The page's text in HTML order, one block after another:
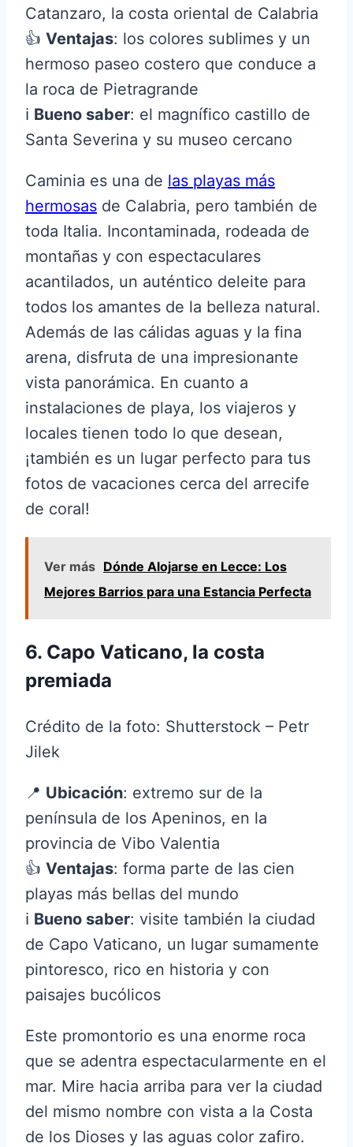
Catanzaro, la costa oriental de Calabria
👍 Ventajas: los colores sublimes y un
hermoso paseo costero que conduce a
la roca de Pietragrande
ℹ️ Bueno saber: el magnífico castillo de
Santa Severina y su museo cercano
Caminia es una de las playas más
hermosas de Calabria, pero también de
toda Italia. Incontaminada, rodeada de
montañas y con espectaculares
acantilados, un auténtico deleite para
todos los amantes de la belleza natural.
Además de las cálidas aguas y la fina
arena, disfruta de una impresionante
vista panorámica. En cuanto a
instalaciones de playa, los viajeros y
locales tienen todo lo que desean,
¡también es un lugar perfecto para tus
fotos de vacaciones cerca del arrecife
de coral!
Ver más Dónde Alojarse en Lecce: Los
Mejores Barrios para una Estancia Perfecta
6. Capo Vaticano, la costa
premiada
Crédito de la foto: Shutterstock – Petr
Jilek
📍 Ubicación: extremo sur de la
península de los Apeninos, en la
provincia de Vibo Valentia
👍 Ventajas: forma parte de las cien
playas más bellas del mundo
ℹ️ Bueno saber: visite también la ciudad
de Capo Vaticano, un lugar sumamente
pintoresco, rico en historia y con
paisajes bucólicos
Este promontorio es una enorme roca
que se adentra espectacularmente en el
mar. Mire hacia arriba para ver la ciudad
del mismo nombre con vista a la Costa
de los Dioses y las aguas color zafiro.